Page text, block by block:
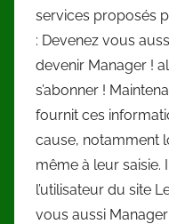
services proposés
: Devenez vous
devenir Manager !
s’abonner !
fournit ces
cause, notamment
même à leur saisie.
l’utilisateur du site
vous aussi